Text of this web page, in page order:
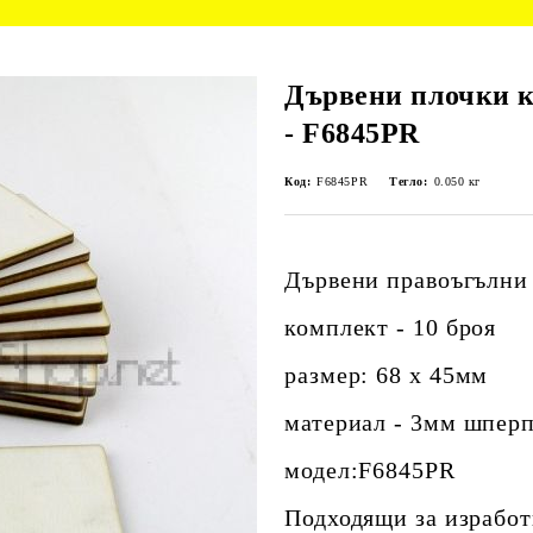
Дървени плочки
- F6845PR
Код: F6845PR Тегло: 0.050 кг
Дървени
комплект - 10 броя
размер: 68 х 45мм
материал - 3мм
модел:F6845PR
Подходящи за